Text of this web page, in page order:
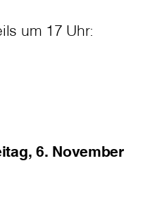
um 17 Uhr:
6. November